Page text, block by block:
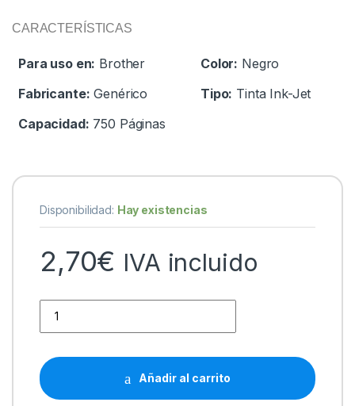
CARACTERÍSTICAS
Para uso en: Brother Color: Negro
Fabricante: Genérico Tipo: Tinta Ink-Jet
Capacidad: 750 Páginas
Disponibilidad: Hay existencias
2,70€ IVA incluido
Añadir al carrito